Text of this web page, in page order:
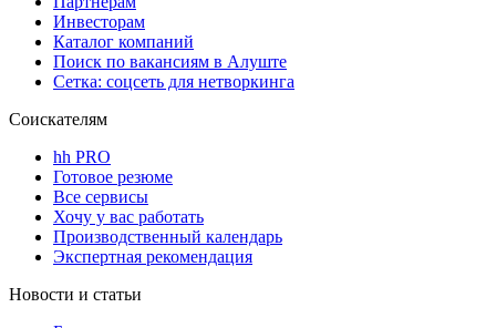
Инвесторам
Каталог компаний
Поиск по вакансиям в Алуште
Сетка: соцсеть для нетворкинга
Соискателям
hh PRO
Готовое резюме
Все сервисы
Хочу у вас работать
Производственный календарь
Экспертная рекомендация
Новости и статьи